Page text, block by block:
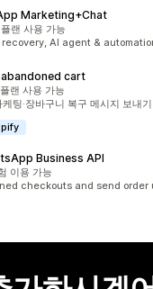
Marketing+Chat
랜 사용 가능
AI agent &
cart
랜 사용 가능
팅·장바구니 복구 메시지 보내기
Business API
이용 가능
checkouts and send order